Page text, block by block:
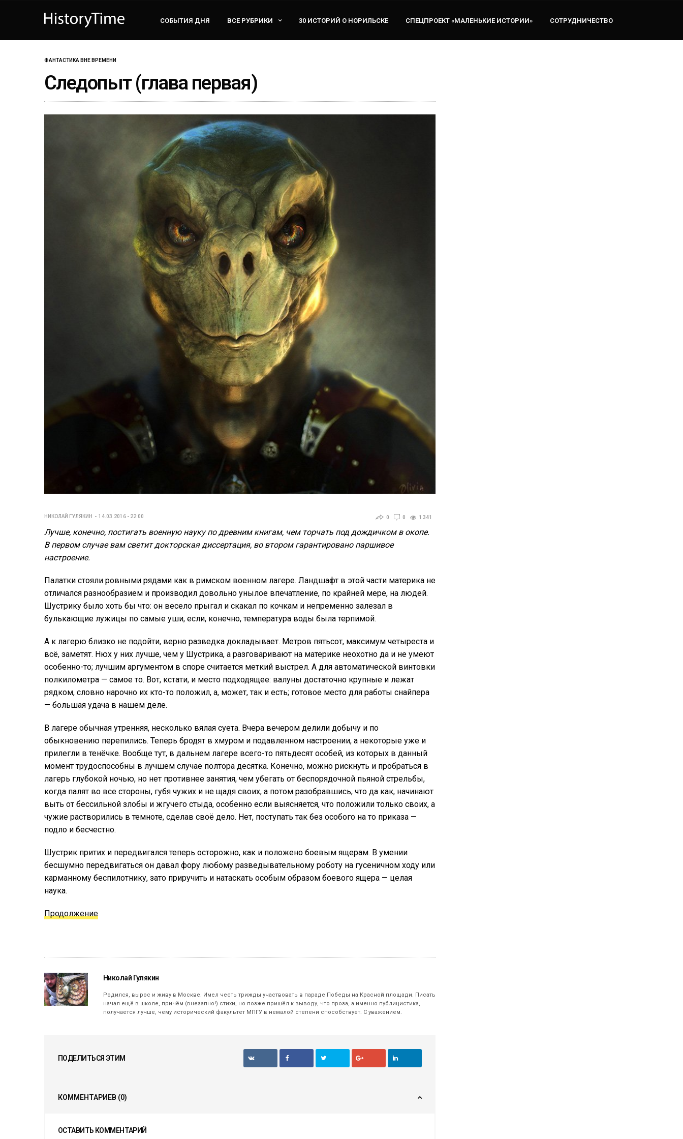
СОБЫТИЯ ДНЯ ВСЕ РУБРИКИ 30 ИСТОРИЙ О НОРИЛЬСКЕ СПЕЦПРОЕКТ «МАЛЕНЬКИЕ ИСТОРИИ» СОТРУДНИЧЕСТВО
ФАНТАСТИКА ВНЕ ВРЕМЕНИ
Следопыт (глава первая)
НИКОЛАЙ ГУЛЯКИН 14.03.2016 - 22:00 0 0 1 341
Лучше, конечно, постигать военную науку по древним книгам, чем торчать под дождичком в окопе.
В первом случае вам светит докторская диссертация, во втором гарантировано паршивое
настроение.
Палатки стояли ровными рядами как в римском военном лагере. Ландшафт в этой части материка не
отличался разнообразием и производил довольно унылое впечатление, по крайней мере, на людей.
Шустрику было хоть бы что: он весело прыгал и скакал по кочкам и непременно залезал в
булькающие лужицы по самые уши, если, конечно, температура воды была терпимой.
А к лагерю близко не подойти, верно разведка докладывает. Метров пятьсот, максимум четыреста и
всё, заметят. Нюх у них лучше, чем у Шустрика, а разговаривают на материке неохотно да и не умеют
особенно-то; лучшим аргументом в споре считается меткий выстрел. А для автоматической винтовки
полкилометра — самое то. Вот, кстати, и место подходящее: валуны достаточно крупные и лежат
рядком, словно нарочно их кто-то положил, а, может, так и есть; готовое место для работы снайпера
— большая удача в нашем деле.
В лагере обычная утренняя, несколько вялая суета. Вчера вечером делили добычу и по
обыкновению перепились. Теперь бродят в хмуром и подавленном настроении, а некоторые уже и
прилегли в тенёчке. Вообще тут, в дальнем лагере всего-то пятьдесят особей, из которых в данный
момент трудоспособны в лучшем случае полтора десятка. Конечно, можно рискнуть и пробраться в
лагерь глубокой ночью, но нет противнее занятия, чем убегать от беспорядочной пьяной стрельбы,
когда палят во все стороны, губя чужих и не щадя своих, а потом разобравшись, что да как, начинают
выть от бессильной злобы и жгучего стыда, особенно если выясняется, что положили только своих, а
чужие растворились в темноте, сделав своё дело. Нет, поступать так без особого на то приказа —
подло и бесчестно.
Шустрик притих и передвигался теперь осторожно, как и положено боевым ящерам. В умении
бесшумно передвигаться он давал фору любому разведывательному роботу на гусеничном ходу или
карманному беспилотнику, зато приручить и натаскать особым образом боевого ящера — целая
наука.
Продолжение
Николай Гулякин
Родился, вырос и живу в Москве. Имел честь трижды участвовать в параде Победы на Красной площади. Писать
начал ещё в школе, причём (внезапно!) стихи, но позже пришёл к выводу, что проза, а именно публицистика,
получается лучше, чему исторический факультет МПГУ в немалой степени способствует. С уважением.
ПОДЕЛИТЬСЯ ЭТИМ
КОММЕНТАРИЕВ (0)
ОСТАВИТЬ КОММЕНТАРИЙ